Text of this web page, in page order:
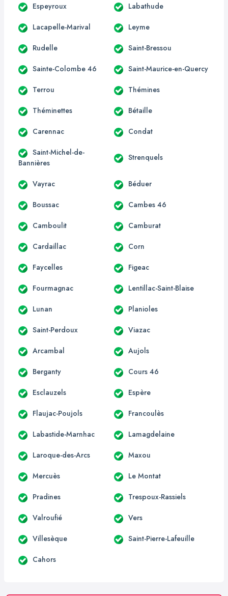
Espeyroux Labathude
Lacapelle-Marival Leyme
Rudelle Saint-Bressou
Sainte-Colombe 46 Saint-Maurice-en-Quercy
Terrou Thémines
Théminettes Bétaille
Carennac Condat
Saint-Michel-de-
Bannières
Strenquels
Vayrac Béduer
Boussac Cambes 46
Camboulit Camburat
Cardaillac Corn
Faycelles Figeac
Fourmagnac Lentillac-Saint-Blaise
Lunan Planioles
Saint-Perdoux Viazac
Arcambal Aujols
Berganty Cours 46
Esclauzels Espère
Flaujac-Poujols Francoulès
Labastide-Marnhac Lamagdelaine
Laroque-des-Arcs Maxou
Mercuès Le Montat
Pradines Trespoux-Rassiels
Valroufié Vers
Villesèque Saint-Pierre-Lafeuille
Cahors